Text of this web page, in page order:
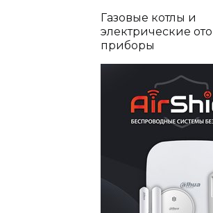
Газовые котлы и
электрические
приборы